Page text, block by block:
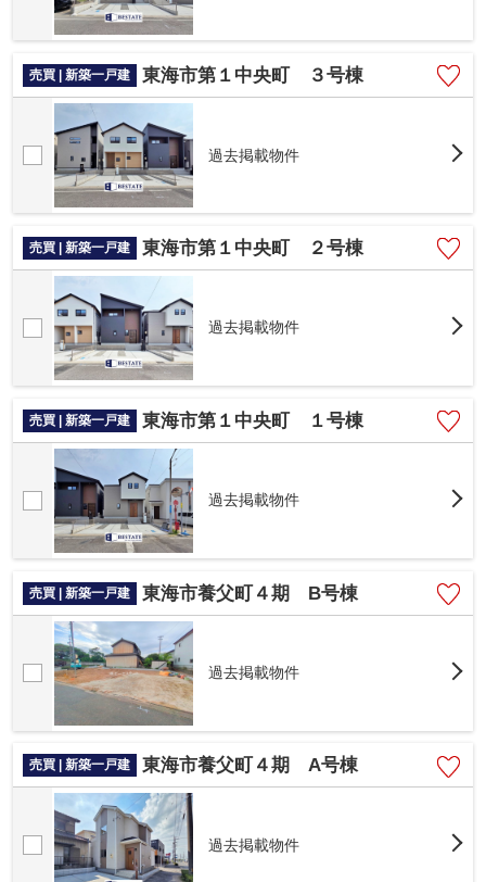
売買 | 新築一戸建 東海市第１中央町 ３号棟
過去掲載物件
売買 | 新築一戸建 東海市第１中央町 ２号棟
過去掲載物件
売買 | 新築一戸建 東海市第１中央町 １号棟
過去掲載物件
売買 | 新築一戸建 東海市養父町４期 B号棟
過去掲載物件
売買 | 新築一戸建 東海市養父町４期 A号棟
過去掲載物件